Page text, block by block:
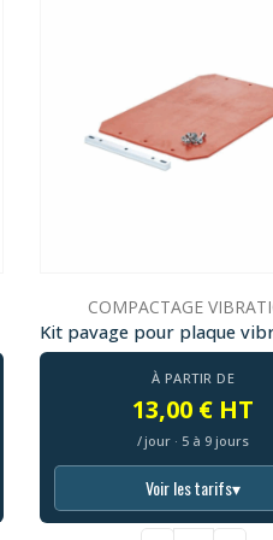
COMPACTAGE
À PARTIR DE
13,00 € HT
/ jour · 5 à 9 jours
Voir les tarifs▾